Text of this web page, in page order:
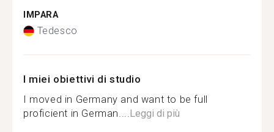
IMPARA
Tedesco
I miei obiettivi di studio
I moved in Germany and want to be full
proficient in German....Leggi di più